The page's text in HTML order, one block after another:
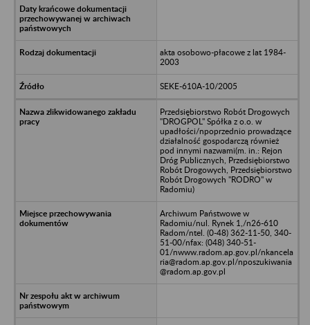
akta osobowo-płacowe z lat 1984-
2003
SEKE-610A-10/2005
Przedsiębiorstwo Robót Drogowych
"DROGPOL" Spółka z o.o. w
upadłości/npoprzednio prowadzące
działalność gospodarczą również
pod innymi nazwami(m. in.: Rejon
Dróg Publicznych, Przedsiębiorstwo
Robót Drogowych, Przedsiębiorstwo
Robót Drogowych "RODRO" w
Radomiu)
Archiwum Państwowe w
Radomiu/nul. Rynek 1,/n26-610
Radom/ntel. (0-48) 362-11-50, 340-
51-00/nfax: (048) 340-51-
01/nwww.radom.ap.gov.pl/nkancela
ria@radom.ap.gov.pl/nposzukiwania
@radom.ap.gov.pl